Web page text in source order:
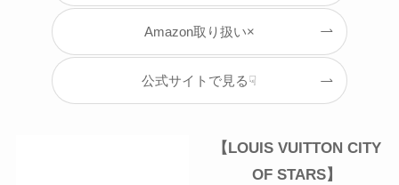
Amazon取り扱い×
公式サイトで見る☟
【LOUIS VUITTON CITY
OF STARS】